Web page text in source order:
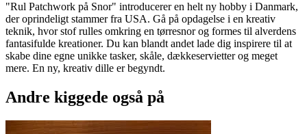
"Rul Patchwork på Snor" introducerer en helt ny hobby i Danmark,
der oprindeligt stammer fra USA. Gå på opdagelse i en kreativ
teknik, hvor stof rulles omkring en tørresnor og formes til alverdens
fantasifulde kreationer. Du kan blandt andet lade dig inspirere til at
skabe dine egne unikke tasker, skåle, dækkeservietter og meget
mere. En ny, kreativ dille er begyndt.
Andre kiggede også på